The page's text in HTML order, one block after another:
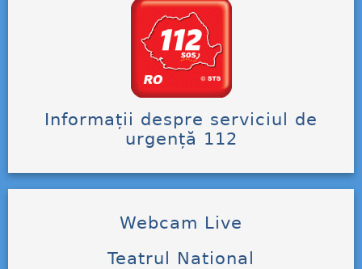
Informații despre serviciul de
urgență 112
Webcam Live
Teatrul National